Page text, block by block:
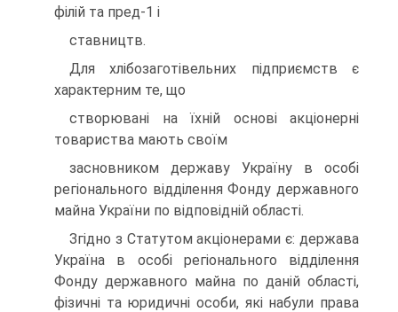
фiлiй та пред-1 i
ставництв.
Для хлiбозаготiвельних пiдприємств є
характерним те, що
створюванi на їхнiй основi акцiонернi
товариства мають своїм
засновником державу Україну в особi
регiонального вiддiлення Фонду державного
майна України по вiдповiднiй областi.
Згiдно з Статутом акцiонерами є: держава
Україна в особi регiонального вiддiлення
Фонду державного майна по данiй областi,
фiзичнi та юридичнi особи, якi набули права